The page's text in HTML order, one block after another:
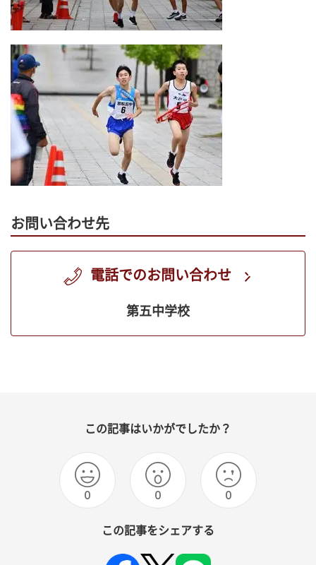
お問い合わせ先
電話でのお問い合わせ
第五中学校
この記事はいかがでしたか？
0 0 0
この記事をシェアする